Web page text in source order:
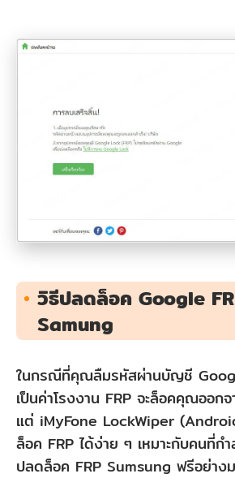
วิธีปลดล็อค Google
Samung
ในกรณีที่คุณลืมรหัสผ่านบัญชี
เป็นค่าโรงงาน FRP จะล็อคคุณออ
แต่ iMyFone LockWiper
ล็อค FRP ได้ง่าย ๆ เหมาะกับคนที่ก
ปลดล็อค FRP Sumsung ฟรีอย่าง